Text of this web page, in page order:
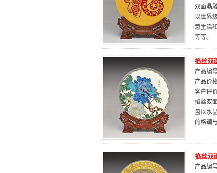
双面晶
以世界
意生活
等等。
掐丝双
产品编
产品价
客户评
掐丝双
盘以水
的格调
掐丝双
产品编